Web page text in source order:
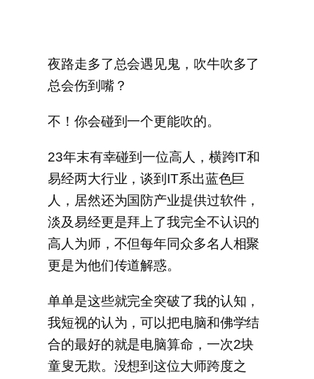
夜路走多了总会遇见鬼，吹牛吹多了
总会伤到嘴？
不！你会碰到一个更能吹的。
23年末有幸碰到一位高人，横跨IT和
易经两大行业，谈到IT系出蓝色巨
人，居然还为国防产业提供过软件，
淡及易经更是拜上了我完全不认识的
高人为师，不但每年同众多名人相聚
更是为他们传道解惑。
单单是这些就完全突破了我的认知，
我短视的认为，可以把电脑和佛学结
合的最好的就是电脑算命，一次2块
童叟无欺。没想到这位大师跨度之